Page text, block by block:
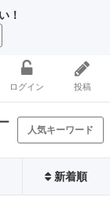
！
ログイン 投稿
人気キーワード
新着順